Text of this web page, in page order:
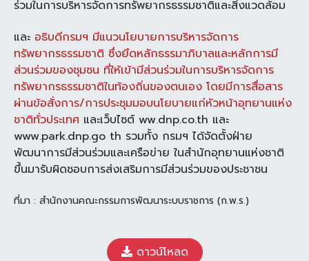
ร่วมในการบริหารจัดการทรัพยากรธรรมชาติและสิ่งแวดล้อม
และ อธิบดีกรมฯ มีแนวนโยบายการบริหารจัดการ
ทรัพยากรธรรมชาติ ซึ่งยึดหลักธรรมาภิบาลและหลักการมี
ส่วนร่วมของชุมชน ที่ให้เข้ามีส่วนร่วมในการบริหารจัดการ
ทรัพยากรธรรมชาติในท้องถิ่นของตนเอง โดยมีการสื่อสาร
ผ่านข้อสั่งการ/การประชุมมอบนโยบายแก่หัวหน้าอุทยานแห่ง
ชาติทั่วประเทศ และเว็บไซต์ ww.dnp.co.th และ
www.park.dnp.go th รวมทั้ง กรมฯ ได้จัดตั้งฝ่าย
พัฒนาการมีส่วนร่วมและเครือข่าย ในสำนักอุทยานแห่งชาติ
ขึ้นมารับผิดชอบการส่งเสริมการมีส่วนร่วมของประชาชน
ที่มา : สำนักงานคณะกรรมการพัฒนาระบบราชการ (ก.พ.ร.)
ดาวน์โหลด